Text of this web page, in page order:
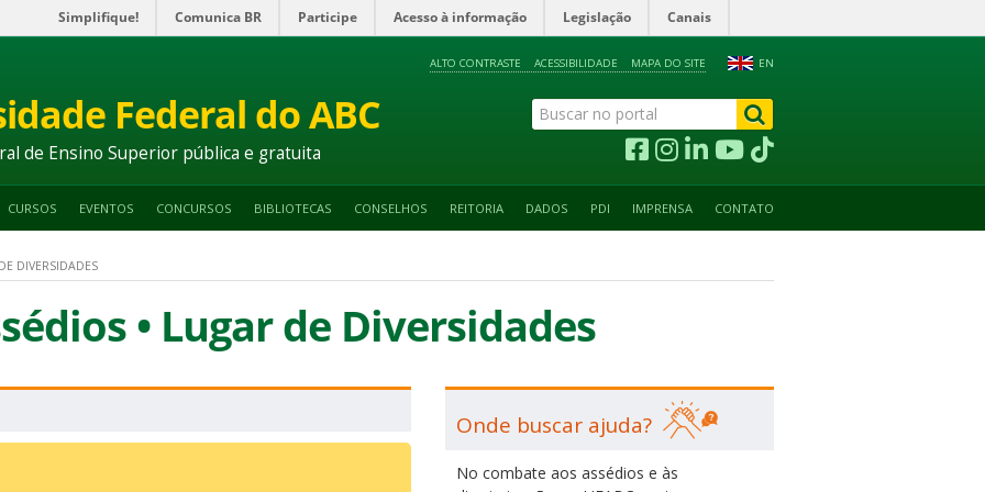
Simplifique! Comunica BR Participe Acesso à informação Legislação Canais
EN
ALTO CONTRASTE ACESSIBILIDADE MAPA DO SITE
Federal do ABC
de Ensino Superior pública e gratuita
CURSOS EVENTOS CONCURSOS BIBLIOTECAS CONSELHOS REITORIA DADOS PDI IMPRENSA CONTATO
DIVERSIDADES
• Lugar de Diversidades
Onde buscar ajuda?
No combate aos assédios e às